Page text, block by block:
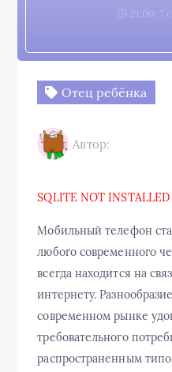
21:00, 7
Отец ребёнка
Автор:
SQLITE NOT INSTALLED
Мобильный телефон
любого современного
всегда находится на
интернету.
современном рынке
требовательного
распространенным